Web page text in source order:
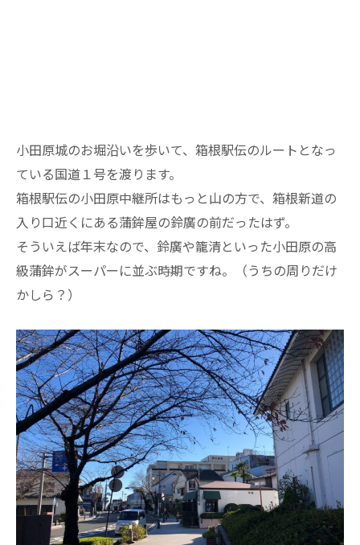
小田原城のお堀沿いを歩いて、箱根駅伝のルートとなっ
ている国道１号を渡ります。
箱根駅伝の小田原中継所はもっと山の方で、箱根新道の
入り口近くにある蒲鉾屋の鈴廣の前だったはず。
そういえば年末なので、鈴廣や籠清といった小田原の高
級蒲鉾がスーパーに並ぶ時期ですね。（うちの周りだけ
かしら？）